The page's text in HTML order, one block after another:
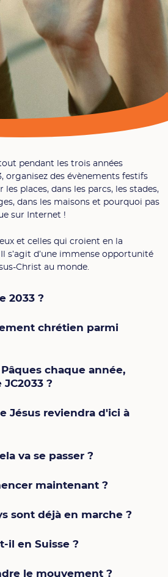
pendant les trois années
organisez des évènements festifs
places, dans les parcs, les stades,
dans les maisons et pourquoi pas
sur Internet !
et celles qui croient en la
s’agit d’une immense opportunité
Christ au monde.
2033 ?
chrétien parmi
chaque année,
?
Jésus reviendra d'ici à
va se passer ?
maintenant ?
sont déjà en marche ?
il en Suisse ?
le mouvement ?